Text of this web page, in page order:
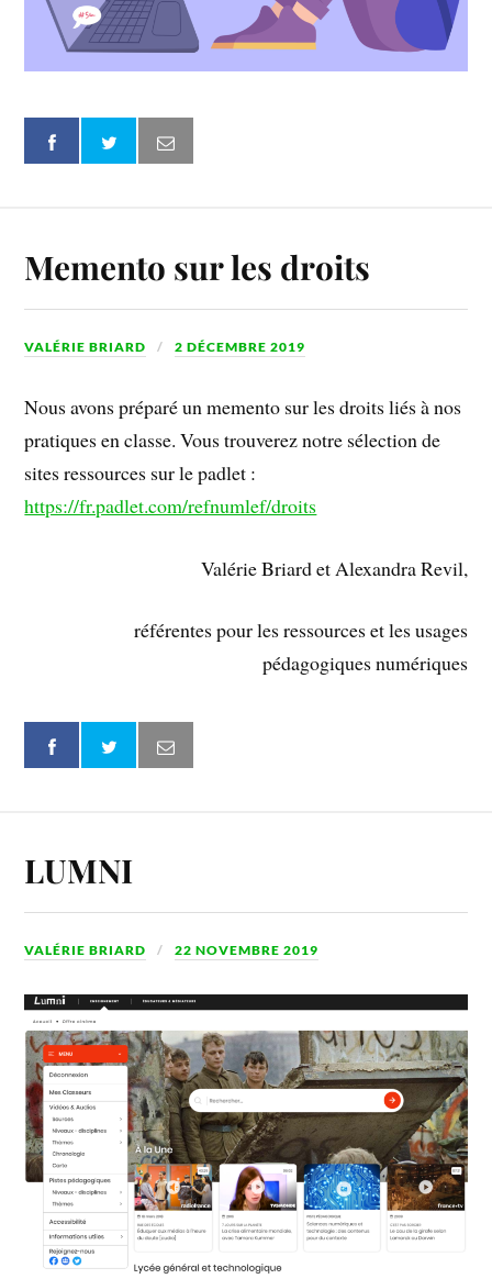
Memento sur les droits
VALÉRIE BRIARD 2 DÉCEMBRE 2019
Nous avons préparé un memento sur les droits liés à nos
pratiques en classe. Vous trouverez notre sélection de
sites ressources sur le padlet :
https://fr.padlet.com/refnumlef/droits
Valérie Briard et Alexandra Revil,
référentes pour les ressources et les usages
pédagogiques numériques
LUMNI
VALÉRIE BRIARD 22 NOVEMBRE 2019